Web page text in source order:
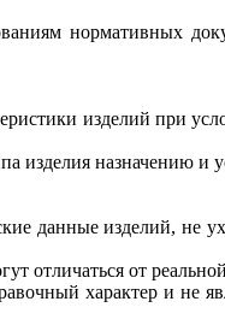
нормативных
изделий при
изделия назначению и
данные изделий,
отличаться от
характер и не